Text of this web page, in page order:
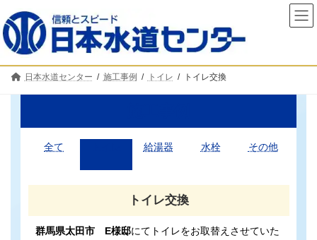
ン
テ
ン
へ
ビ
ゲ
ー
ョ
日本水道センター 施工事例 トイレ トイレ交換
全て 給湯器 水栓 その他
トイレ交換
群馬県太田市 E様邸にてトイレをお取替えさせていた